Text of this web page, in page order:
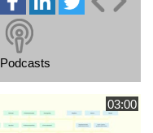
Podcasts
03:00